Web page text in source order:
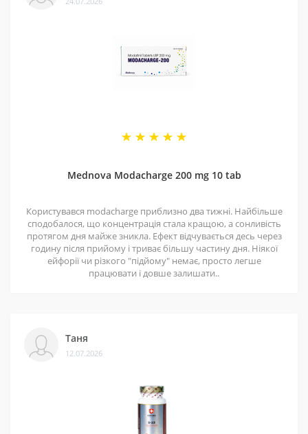
Маємо хороші ціни завдяки прямим контактам із
постачальниками. Часто бувають знижки — слідкуйте
допомогли багатьом клієнтам. Нам приємно, що нас
Mednova Modacharge 200 mg 10 tab
Користувався modacharge приблизно два тижні. Найбільше
сподобалося, що концентрація стала кращою, а сонливість
протягом дня майже зникла. Ефект відчувається десь через
годину після прийому і триває більшу частину дня. Ніякої
ейфорії чи різкого "підйому" немає, просто легше
працювати і довше залишати..
Таня
12.07.2026